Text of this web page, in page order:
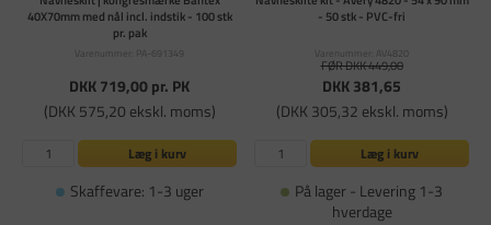
40X70mm med nål incl. indstik - 100 stk
pr. pak
Varenummer: PA-691349
DKK 719,00pr. PK
(DKK 575,20 ekskl. moms)
Læg i kurv
Skaffevare: 1-3 uger
- 50 stk - PVC-fri
Varenummer: AV4820
FØR DKK 449,00
DKK 381,65
(DKK 305,32 ekskl. moms)
Læg i kurv
På lager - Levering 1-3
hverdage